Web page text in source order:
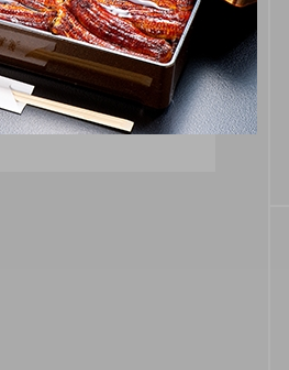
福理事長「えんちゃ
ます。
HEART】
しん・安全なお肉を食卓に「とんき